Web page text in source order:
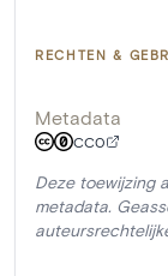
RECHTEN &
Metadata
CC0
Deze toewijzing
metadata.